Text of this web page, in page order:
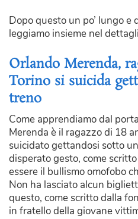
Dopo questo un po’ lungo e
leggiamo insieme nel
Orlando Merenda,
Torino si suicida
treno
Come apprendiamo dal
Merenda è il ragazzo di 18
suicidato gettandosi sotto
disperato gesto, come
essere il bullismo omofobo
Non ha lasciato alcun
questo, come scritto dalla
in fratello della giovane